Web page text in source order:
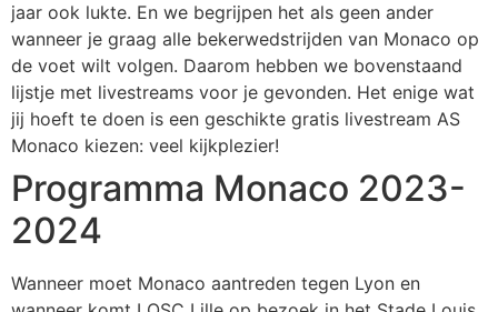
jaar ook lukte. En we begrijpen het als geen ander
wanneer je graag alle bekerwedstrijden van Monaco op
de voet wilt volgen. Daarom hebben we bovenstaand
lijstje met livestreams voor je gevonden. Het enige wat
jij hoeft te doen is een geschikte gratis livestream AS
Monaco kiezen: veel kijkplezier!
Programma Monaco 2023-
2024
Wanneer moet Monaco aantreden tegen Lyon en